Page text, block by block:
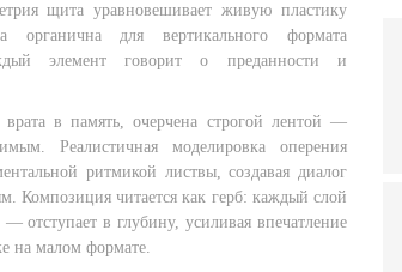
щита уравновешивает живую пластику
органична для вертикального формата
элемент говорит о преданности и
в память, очерчена строгой лентой —
Реалистичная моделировка оперения
ритмикой листвы, создавая диалог
Композиция читается как герб: каждый слой
в глубину, усиливая впечатление
на малом формате.